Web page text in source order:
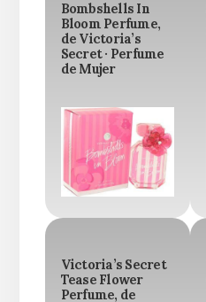
Bombshells In
Bloom Perfume,
de Victoria’s
Secret · Perfume
de Mujer
Victoria’s Secret
Tease Flower
Perfume, de